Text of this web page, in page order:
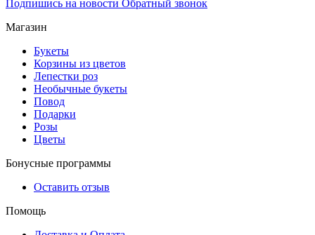
Подпишись на новости Обратный звонок
Магазин
Букеты
Корзины из цветов
Лепестки роз
Необычные букеты
Повод
Подарки
Розы
Цветы
Бонусные программы
Оставить отзыв
Помощь